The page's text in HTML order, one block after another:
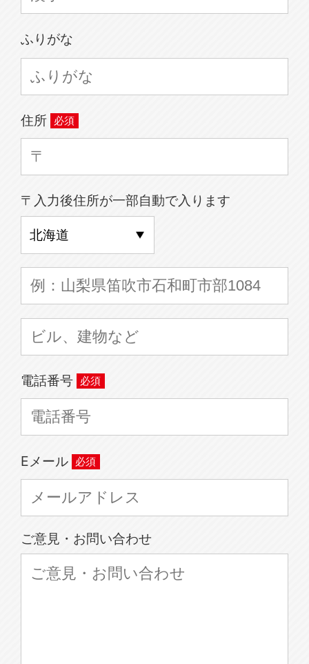
ふりがな
住所
〒入力後住所が一部自動で入ります
電話番号
Eメール
ご意見・お問い合わせ